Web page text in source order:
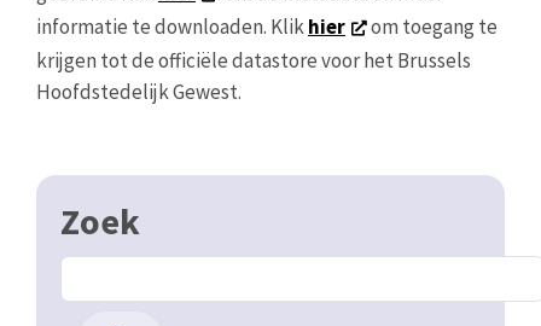
informatie te downloaden. Klikhier
om toegang te
krijgen tot de officiële datastore voor het Brussels
Hoofdstedelijk Gewest.
Zoek